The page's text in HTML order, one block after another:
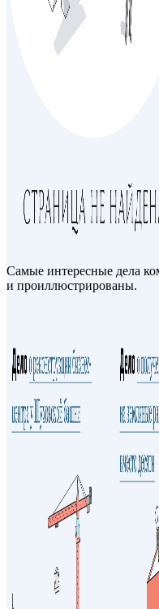
Самые интересные дела
и проиллюстрированы.